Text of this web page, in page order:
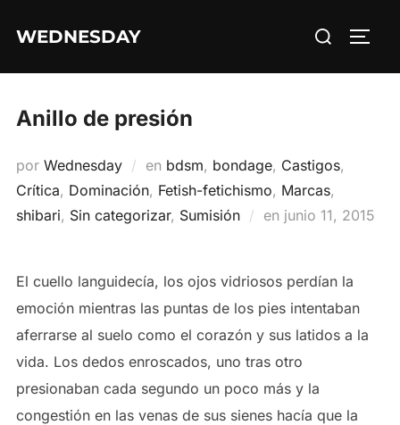
WEDNESDAY Buscar:
Anillo de presión
por Wednesday en bdsm, bondage, Castigos,
Crítica, Dominación, Fetish-fetichismo, Marcas,
shibari, Sin categorizar, Sumisión en Publicado
junio 11, 2015
El cuello languidecía, los ojos vidriosos perdían la
emoción mientras las puntas de los pies intentaban
aferrarse al suelo como el corazón y sus latidos a la
vida. Los dedos enroscados, uno tras otro
presionaban cada segundo un poco más y la
congestión en las venas de sus sienes hacía que la